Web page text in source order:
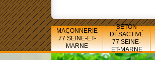
MAÇONNERIE
77 SEINE-ET-
MARNE
BÉTON
DÉSACTIVÉ
77 SEINE-
ET-MARNE